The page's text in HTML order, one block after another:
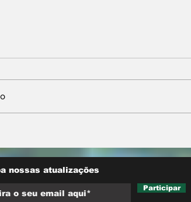
trocado por
nossas atualizações
Participar